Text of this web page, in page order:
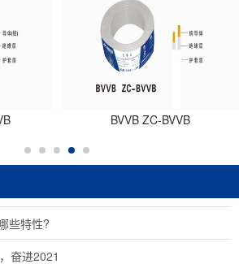
BVVB ZC-BVVB
些特性?
奋进2021